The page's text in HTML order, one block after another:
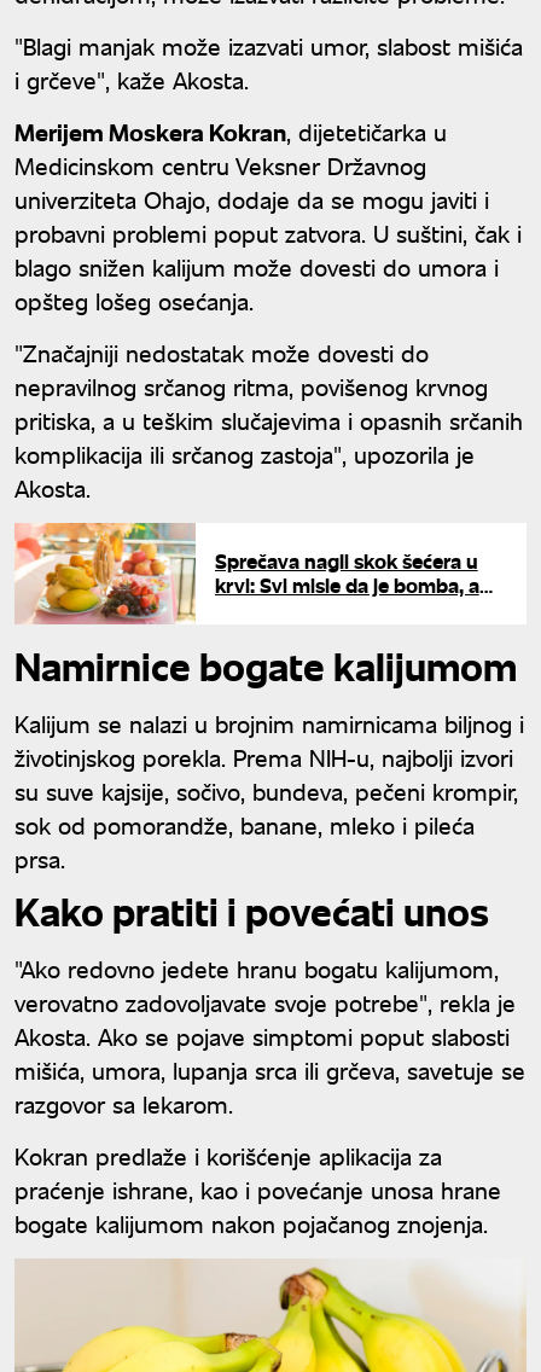
"Blagi manjak može izazvati umor, slabost mišića
i grčeve", kaže Akosta.
Merijem Moskera Kokran, dijetetičarka u
Medicinskom centru Veksner Državnog
univerziteta Ohajo, dodaje da se mogu javiti i
probavni problemi poput zatvora. U suštini, čak i
blago snižen kalijum može dovesti do umora i
opšteg lošeg osećanja.
"Značajniji nedostatak može dovesti do
nepravilnog srčanog ritma, povišenog krvnog
pritiska, a u teškim slučajevima i opasnih srčanih
komplikacija ili srčanog zastoja", upozorila je
Akosta.
Sprečava nagli skok šećera u
krvi: Svi misle da je bomba, a
Namirnice bogate kalijumom
Kalijum se nalazi u brojnim namirnicama biljnog i
životinjskog porekla. Prema NIH-u, najbolji izvori
su suve kajsije, sočivo, bundeva, pečeni krompir,
sok od pomorandže, banane, mleko i pileća
prsa.
Kako pratiti i povećati unos
"Ako redovno jedete hranu bogatu kalijumom,
verovatno zadovoljavate svoje potrebe", rekla je
Akosta. Ako se pojave simptomi poput slabosti
mišića, umora, lupanja srca ili grčeva, savetuje se
razgovor sa lekarom.
Kokran predlaže i korišćenje aplikacija za
praćenje ishrane, kao i povećanje unosa hrane
bogate kalijumom nakon pojačanog znojenja.